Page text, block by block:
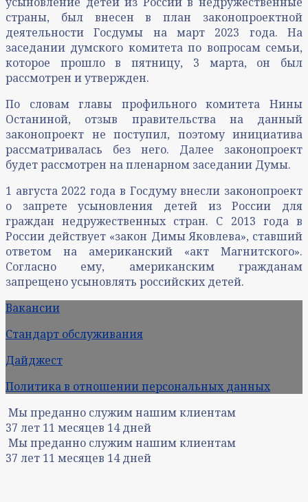
страны, был внесен в план законопроектной
деятельности Госдумы на март 2023 года. На
заседании думского комитета по вопросам семьи,
которое прошло в пятницу, 3 марта, он был
рассмотрен и утвержден.
По словам главы профильного комитета Нины
Останиной, отзыв правительства на данный
законопроект не поступил, поэтому инициатива
рассматривалась без него. Далее законопроект
будет рассмотрен на пленарном заседании Думы.
1 августа 2022 года в Госдуму внесли законопроект
о запрете усыновления детей из России для
граждан недружественных стран. С 2013 года в
России действует «закон Димы Яковлева», ставший
ответом на американский «акт Магнитского».
Согласно ему, американским гражданам
запрещено усыновлять российских детей.
Вакансии
Стандарт обслуживания
Дайджест
Политика в отношении персональных данных
Мы преданно служим нашим клиентам
37 лет 11 месяцев 14дней
Мы преданно служим нашим клиентам
37 лет 11 месяцев 14дней